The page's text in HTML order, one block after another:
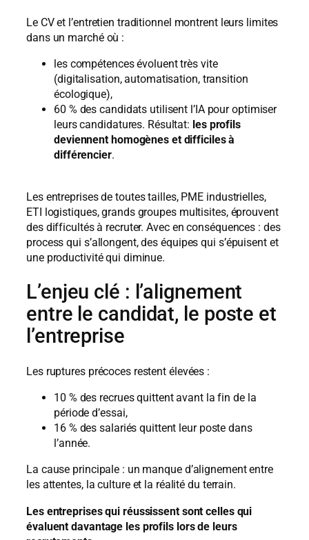
Le CV et l’entretien traditionnel montrent leurs limites
dans un marché où :
les compétences évoluent très vite
(digitalisation, automatisation, transition
écologique),
60 % des candidats utilisent l’IA pour optimiser
leurs candidatures. Résultat: les profils
deviennent homogènes et difficiles à
différencier.
Les entreprises de toutes tailles, PME industrielles,
ETI logistiques, grands groupes multisites, éprouvent
des difficultés à recruter. Avec en conséquences : des
process qui s’allongent, des équipes qui s’épuisent et
une productivité qui diminue.
L’enjeu clé : l’alignement
entre le candidat, le poste et
l’entreprise
Les ruptures précoces restent élevées :
10 % des recrues quittent avant la fin de la
période d’essai,
16 % des salariés quittent leur poste dans
l’année.
La cause principale : un manque d’alignement entre
les attentes, la culture et la réalité du terrain.
Les entreprises qui réussissent sont celles qui
évaluent davantage les profils lors de leurs